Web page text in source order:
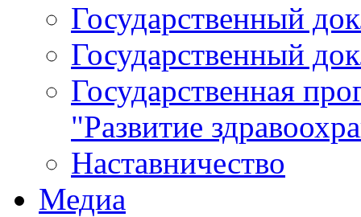
Государственный
Государственный
Государственная
"Развитие
Наставничество
Медиа